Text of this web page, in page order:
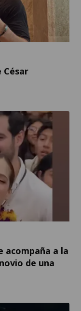
César
acompaña a la
de una